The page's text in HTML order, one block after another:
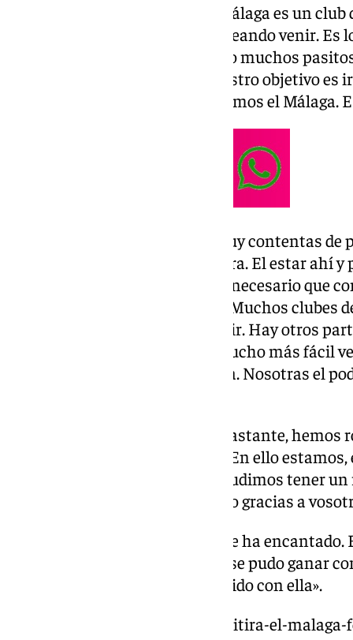
Sentimiento blanquiazul: «El Málaga es un club
Cualquier futbolista estaría deseando venir. Es
un salto de calidad. Hemos dado muchos
continuidad. Ahora mismo nuestro objetivo
quedar lo más arriba posible. Somos el Málaga.
Ciudad Deportiva: «Estamos muy contentas
Ciudad Deportiva. Toda la carrera. El estar ahí
orgullo. Yo creo que para eso es necesario que
se ha podido ver por televisión. Muchos clubes
retransmitirlo y lo pueden seguir. Hay otros
Málaga. Para el aficionado es mucho más fácil
partidos hemos llenado la grada. Nosotras el
Crecimiento: «Hemos crecido bastante,
muchas por seguir rompiendo. En ello
que nosotras con esa edad no pudimos tener
se pueden ver los partidos, como gracias a
Camiseta retro: “Muy bonita, me ha encantado.
me encanta. La pena es que no se pudo ganar
Ojalá pudiéramos jugar un partido con ella».
https://www.101tv.es/101tv-emitira-el-